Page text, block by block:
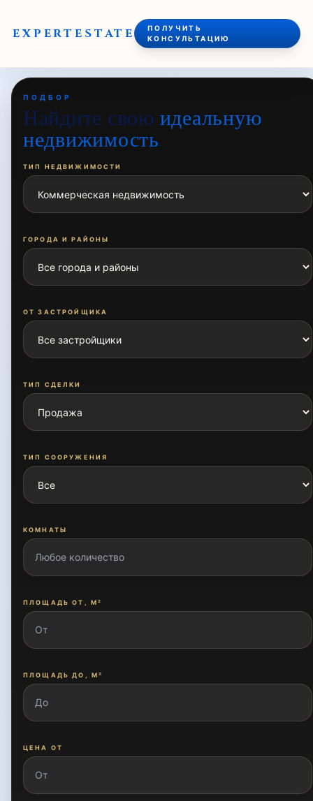
EXPERTESTATE
ПОЛУЧИТЬ
КОНСУЛЬТАЦИЮ
ПОДБОР
Найдите свою идеальную
недвижимость
ТИП НЕДВИЖИМОСТИ
ГОРОДА И РАЙОНЫ
ОТ ЗАСТРОЙЩИКА
ТИП СДЕЛКИ
ТИП СООРУЖЕНИЯ
КОМНАТЫ
ПЛОЩАДЬ ОТ, М²
ПЛОЩАДЬ ДО, М²
ЦЕНА ОТ